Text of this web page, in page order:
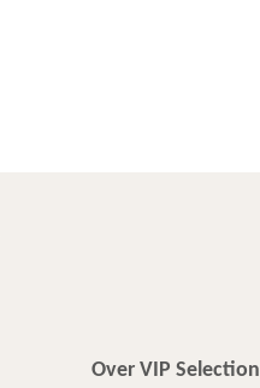
Over VIP Selection